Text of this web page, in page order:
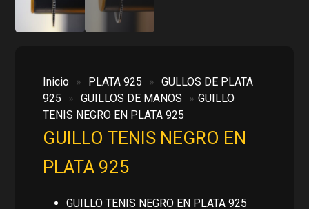
Inicio » PLATA 925 » GULLOS DE PLATA
925
» GUILLOS DE MANOS » GUILLO
TENIS NEGRO EN PLATA 925
GUILLO TENIS NEGRO EN
PLATA 925
GUILLO TENIS NEGRO EN PLATA 925